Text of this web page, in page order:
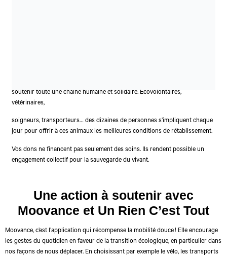
soutenir toute une chaîne humaine et solidaire. Écovolontaires,
vétérinaires,
soigneurs, transporteurs… des dizaines de personnes s’impliquent chaque
jour pour offrir à ces animaux les meilleures conditions de rétablissement.
Vos dons ne financent pas seulement des soins. Ils rendent possible un
engagement collectif pour la sauvegarde du vivant.
Une action à soutenir avec
Moovance et Un Rien C’est Tout
Moovance, c’est l’application qui récompense la mobilité douce ! Elle encourage
les gestes du quotidien en faveur de la transition écologique, en particulier dans
nos façons de nous déplacer. En choisissant par exemple le vélo, les transports